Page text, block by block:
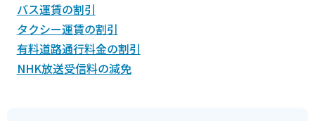
バス運賃の割引
タクシー運賃の割引
有料道路通行料金の割引
NHK放送受信料の減免